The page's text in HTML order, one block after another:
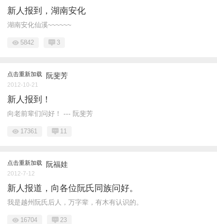
新人报到，湖南安化
湖南安化仙溪~~~~~~
5842 3
点击重新加载 阮斐芳
2012-10-21
新人报到！
向老前辈们问好！ --- 阮斐芳
17361 11
点击重新加载 阮福娃
2012-7-12
新人报道，向各位阮氏同族问好。
我是越州阮氏后人，万字辈，有木有认识的。
16704 23